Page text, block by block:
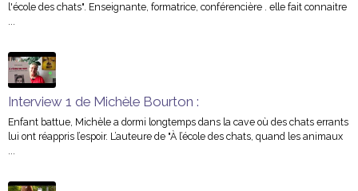
l'école des chats". Enseignante, formatrice, conférencière . elle fait connaitre
...
Interview 1 de Michèle Bourton :
Enfant battue, Michèle a dormi longtemps dans la cave où des chats errants
lui ont réappris l’espoir. L’auteure de "À l’école des chats, quand les animaux
...